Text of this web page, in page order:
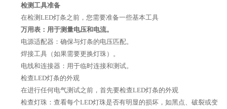
检测工具准备
在检测LED灯条之前，您需要准备一些基本工具
万用表：用于测量电压和电流。
电源适配器：确保与灯条的电压匹配。
焊接工具（如果需要更换灯珠）。
电线和连接器：用于临时连接和测试。
检查LED灯条的外观
在进行任何电气测试之前，首先要检查LED灯条的外观
检查灯珠：查看每个LED灯珠是否有明显的损坏，如黑点、破裂或变